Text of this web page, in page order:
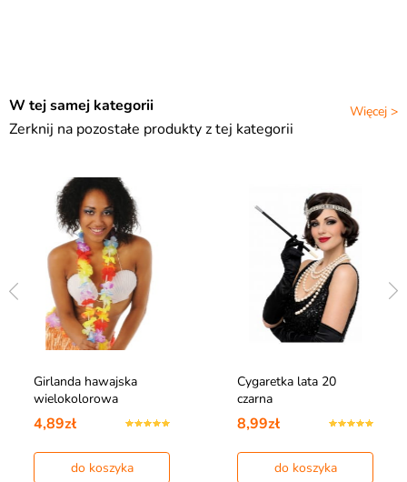
Więcej >
W tej samej kategorii
Zerknij na pozostałe produkty z tej kategorii
Girlanda hawajska
wielokolorowa
4,89zł
do koszyka
Cygaretka lata 20
czarna
8,99zł
do koszyka